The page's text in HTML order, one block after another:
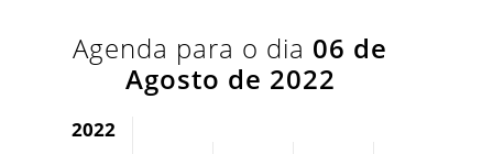
Agenda para o dia 06 de
Agosto de 2022
2022